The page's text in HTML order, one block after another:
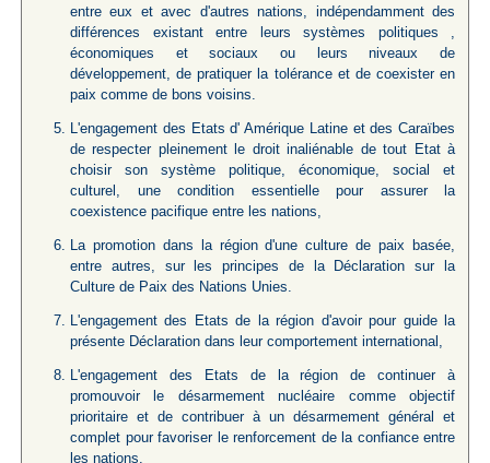
entre eux et avec d'autres nations, indépendamment des
différences existant entre leurs systèmes politiques ,
économiques et sociaux ou leurs niveaux de
développement, de pratiquer la tolérance et de coexister en
paix comme de bons voisins.
L'engagement des Etats d' Amérique Latine et des Caraïbes
de respecter pleinement le droit inaliénable de tout Etat à
choisir son système politique, économique, social et
culturel, une condition essentielle pour assurer la
coexistence pacifique entre les nations,
La promotion dans la région d'une culture de paix basée,
entre autres, sur les principes de la Déclaration sur la
Culture de Paix des Nations Unies.
L'engagement des Etats de la région d'avoir pour guide la
présente Déclaration dans leur comportement international,
L'engagement des Etats de la région de continuer à
promouvoir le désarmement nucléaire comme objectif
prioritaire et de contribuer à un désarmement général et
complet pour favoriser le renforcement de la confiance entre
les nations.